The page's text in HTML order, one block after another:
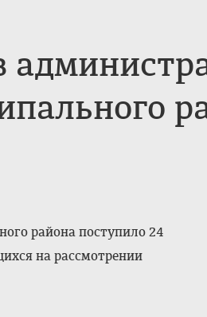
района поступило 24
на рассмотрении